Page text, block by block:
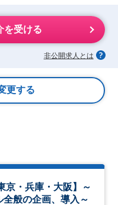
を受ける
非公開求人とは
更する
京・兵庫・大阪】～
般の企画、導入～